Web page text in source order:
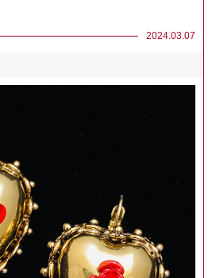
2024.03.07